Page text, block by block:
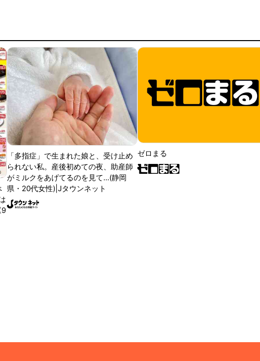
9
「多指症」で生まれた娘と、受け止め
られない私。産後初めての夜、助産師
がミルクをあげてるのを見て...(静岡
県・20代女性)|Jタウンネット
ゼロまる